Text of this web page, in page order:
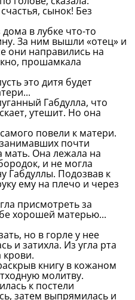
сынок! Без
в лубке что-то
За ним вышли «отец» и
они направились на
прошамкала
это дитя будет
Габдулла, что
утешит. Но она
повели к матери.
почти
мать. Она лежала на
и не могла
Габдуллы. Подозвав к
ему на плечо и через
присмотреть за
хорошей матерью...
но в горле у нее
и затихла. Из угла рта
крови.
книгу в кожаном
молитву.
к постели
затем выпрямилась и